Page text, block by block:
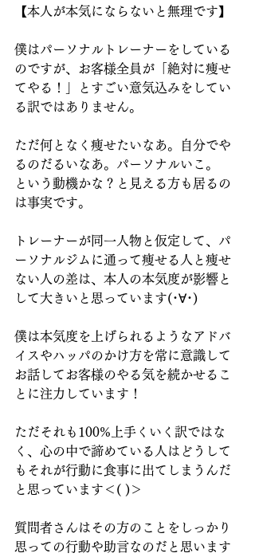
【本人が本気にならないと無理です】
僕はパーソナルトレーナーをしている
のですが、お客様全員が「絶対に痩せ
てやる！」とすごい意気込みをしてい
る訳ではありません。
ただ何となく痩せたいなあ。自分でや
るのだるいなあ。パーソナルいこ。
という動機かな？と見える方も居るの
は事実です。
トレーナーが同一人物と仮定して、パ
ーソナルジムに通って痩せる人と痩せ
ない人の差は、本人の本気度が影響と
して大きいと思っています(･∀･)
僕は本気度を上げられるようなアドバ
イスやハッパのかけ方を常に意識して
お話してお客様のやる気を続かせるこ
とに注力しています！
ただそれも100%上手くいく訳ではな
く、心の中で諦めている人はどうして
もそれが行動に食事に出てしまうんだ
と思っています＜( )＞
質問者さんはその方のことをしっかり
思っての行動や助言なのだと思います